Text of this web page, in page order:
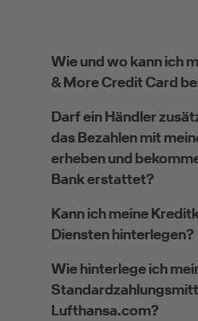
Wie und wo kann ich
& More Credit Card
Darf ein Händler
das Bezahlen mit
erheben und
Bank erstattet?
Kann ich meine
Diensten hinterlegen?
Wie hinterlege ich
Lufthansa.com?